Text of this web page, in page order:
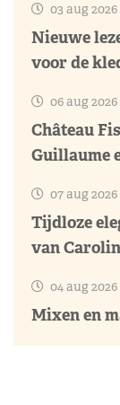
03 aug 2026
Nieuwe
voor de
06 aug 2026
Château
Guillaume
07 aug 2026
Tijdloze
van
04 aug 2026
Mixen en